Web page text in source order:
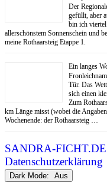
Der
gefüllt, aber
bin ich
allerschönstem Sonnenschein und
meine Rothaarsteig Etappe 1.
Ein langes
Tür. Das
sich einen
Zum
km Länge misst (wobei die
Wochenende: der Rothaarsteig …
SANDRA-FICHT.DE
Datenschutzerklärung
Dark Mode: